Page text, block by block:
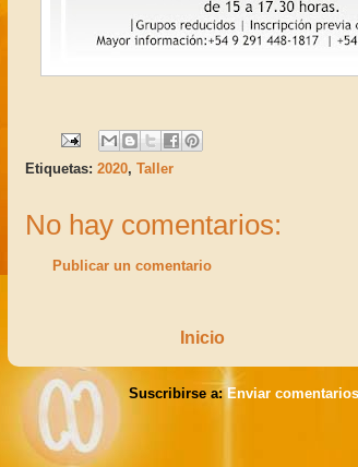
Etiquetas: 2020, Taller
No hay comentarios:
Publicar un comentario
Inicio
Suscribirse a:Enviar